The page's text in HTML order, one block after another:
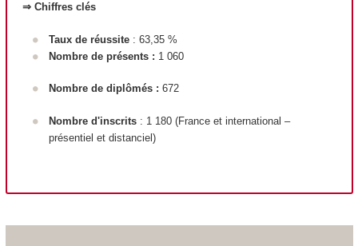
⇒ Chiffres clés
Taux de réussite: 63,35 %
Nombre de présents : 1 060
Nombre de diplômés : 672
Nombre d'inscrits: 1 180 (France et international –
présentiel et distanciel)